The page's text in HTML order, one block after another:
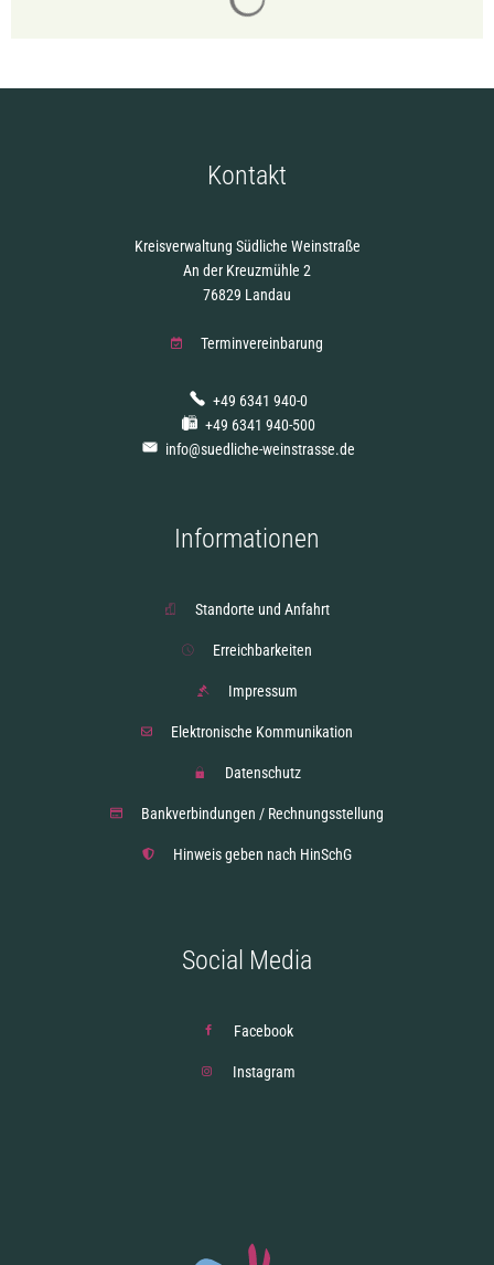
Kontakt
Kreisverwaltung Südliche Weinstraße
An der Kreuzmühle 2
76829 Landau
Terminvereinbarung
+49 6341 940-0
+49 6341 940-500
info@suedliche-weinstrasse.de
Informationen
Standorte und Anfahrt
Erreichbarkeiten
Impressum
Elektronische Kommunikation
Datenschutz
Bankverbindungen / Rechnungsstellung
Hinweis geben nach HinSchG
Social Media
Facebook
Instagram